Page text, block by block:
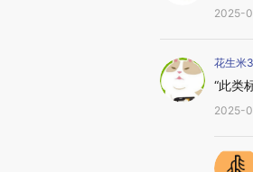
2025-
花生米
“此类
2025-